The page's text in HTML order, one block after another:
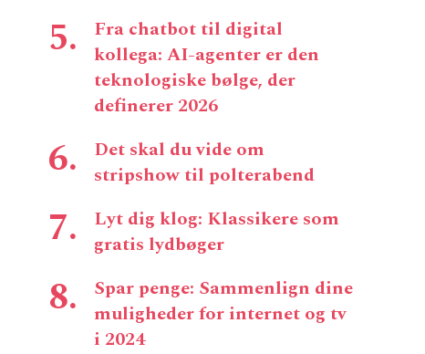
Fra chatbot til digital
kollega: AI-agenter er den
teknologiske bølge, der
definerer 2026
Det skal du vide om
stripshow til polterabend
Lyt dig klog: Klassikere som
gratis lydbøger
Spar penge: Sammenlign dine
muligheder for internet og tv
i 2024